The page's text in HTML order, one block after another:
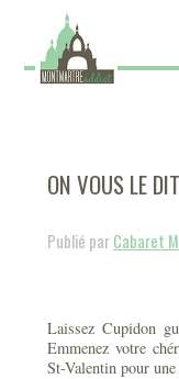
ON VOUS LE
Publié parCabaret
Laissez Cupidon
Emmenez votre
St-Valentin pour